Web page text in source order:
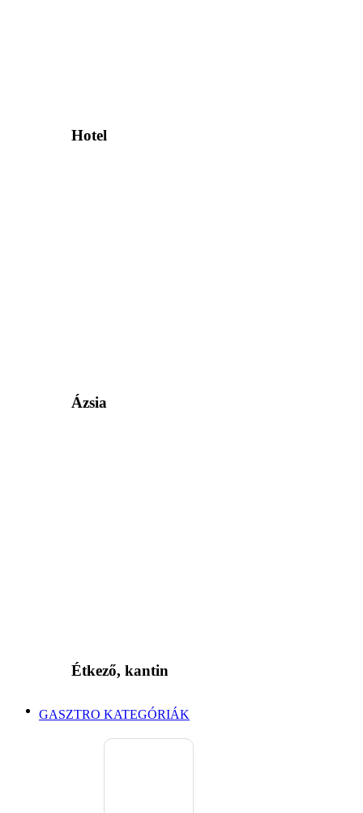
Hotel
Ázsia
Étkező, kantin
GASZTRO KATEGÓRIÁK